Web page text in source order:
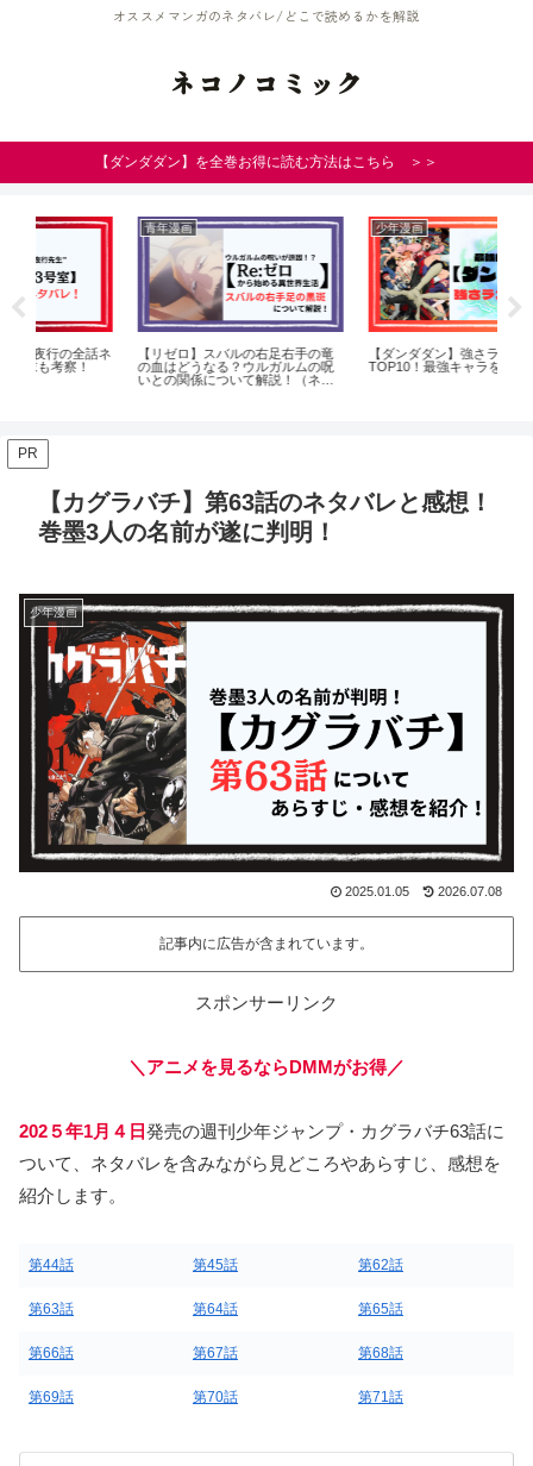
オススメマンガのネタバレ/どこで読めるかを解説
ネコノコミック
【ダンダダン】を全巻お得に読む方法はこちら ＞＞
青年漫画
【リゼロ】スバルの右足右手の竜
の血はどうなる？ウルガルムの呪
いとの関係について解説！（ネタ
少年漫画
【ダンダダン】強さランキング
TOP10！最強キャラを徹底考察！
PR
【カグラバチ】第63話のネタバレと感想！
巻墨3人の名前が遂に判明！
少年漫画
2025.01.05 2026.07.08
記事内に広告が含まれています。
スポンサーリンク
＼アニメを見るならDMMがお得／
202５年1月４日発売の週刊少年ジャンプ・カグラバチ63話に
ついて、ネタバレを含みながら見どころやあらすじ、感想を
紹介します。
第44話 第45話 第62話
第63話 第64話 第65話
第66話 第67話 第68話
第69話 第70話 第71話